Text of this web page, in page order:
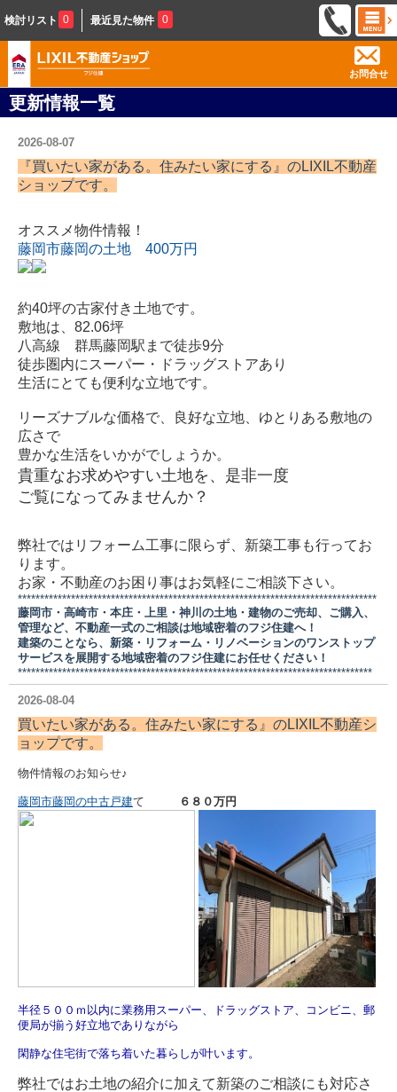
検討リスト 0 最近見た物件 0
お問合せ
更新情報一覧
2026-08-07
『買いたい家がある。住みたい家にする』のLIXIL不動産
ショップです。
オススメ物件情報！
藤岡市藤岡の土地 400万円
約40坪の古家付き土地です。
敷地は、82.06坪
八高線 群馬藤岡駅まで徒歩9分
徒歩圏内にスーパー・ドラッグストアあり
生活にとても便利な立地です。
リーズナブルな価格で、良好な立地、ゆとりある敷地の
広さで
豊かな生活をいかがでしょうか。
貴重なお求めやすい土地を、是非一度
ご覧になってみませんか？
弊社ではリフォーム工事に限らず、新築工事も行ってお
ります。
お家・不動産のお困り事はお気軽にご相談下さい。
*********************************************************************************
藤岡市・高崎市・本庄・上里・神川の土地・建物のご売却、ご購入、
管理など、不動産一式のご相談は地域密着のフジ住建へ！
建築のことなら、新築・リフォーム・リノベーションのワンストップ
サービスを展開する地域密着のフジ住建にお任せください！
********************************************************************************
2026-08-04
買いたい家がある。住みたい家にする』のLIXIL不動産シ
ョップです。
物件情報のお知らせ♪
藤岡市藤岡の中古戸建て ６８０万円
半径５００ｍ以内に業務用スーパー、ドラッグストア、コンビニ、郵
便局が揃う好立地でありながら
閑静な住宅街で落ち着いた暮らしが叶います。
弊社ではお土地の紹介に加えて新築のご相談にも対応さ